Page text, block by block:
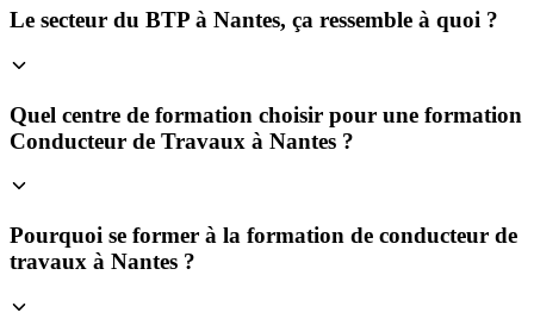
Le secteur du BTP à Nantes, ça ressemble à quoi ?
Quel centre de formation choisir pour une formation
Conducteur de Travaux à Nantes ?
Pourquoi se former à la formation de conducteur de
travaux à Nantes ?